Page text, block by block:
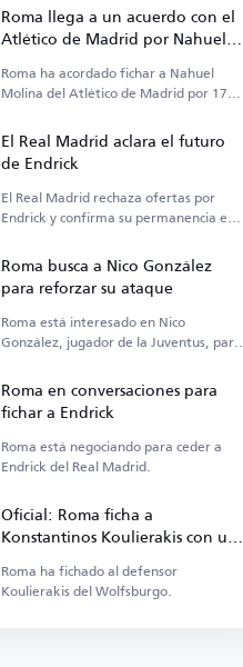
Roma llega a un acuerdo con el
Atlético de Madrid por Nahuel
Molina
Roma ha acordado fichar a Nahuel
Molina del Atlético de Madrid por 17
El Real Madrid aclara el futuro
de Endrick
El Real Madrid rechaza ofertas por
Endrick y confirma su permanencia en
Roma busca a Nico González
para reforzar su ataque
Roma está interesado en Nico
González, jugador de la Juventus, para
Roma en conversaciones para
fichar a Endrick
Roma está negociando para ceder a
Endrick del Real Madrid.
Oficial: Roma ficha a
Konstantinos Koulierakis con un
contrato hasta 2031
Roma ha fichado al defensor
Koulierakis del Wolfsburgo.